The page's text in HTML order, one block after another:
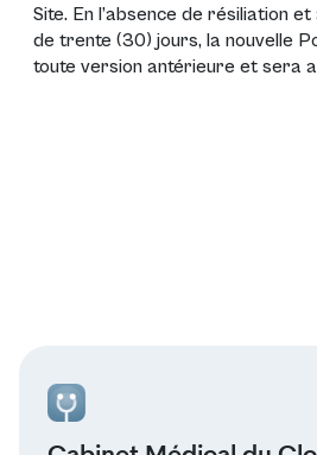
Site. En l’absence de résiliation
de trente (30) jours, la nouvelle
toute version antérieure et sera